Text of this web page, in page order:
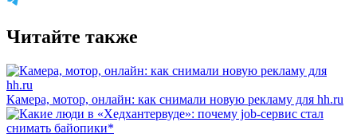
Читайте также
Камера, мотор, онлайн: как снимали новую рекламу для hh.ru